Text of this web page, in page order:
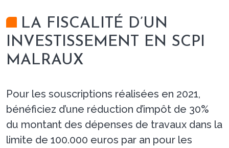
LA FISCALITÉ D’UN
INVESTISSEMENT EN SCPI
MALRAUX
Pour les souscriptions réalisées en 2021,
bénéficiez d’une réduction d’impôt de 30%
du montant des dépenses de travaux dans la
limite de 100.000 euros par an pour les